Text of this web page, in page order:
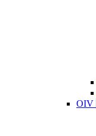
OIV